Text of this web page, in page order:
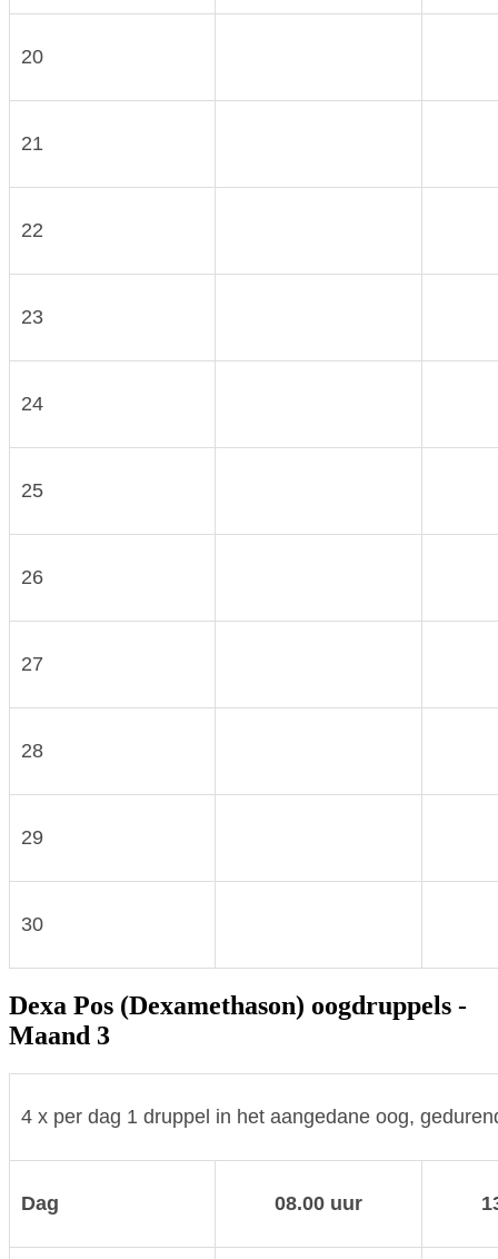
20
21
22
23
24
25
26
27
28
29
30
Dexa Pos (Dexamethason) oogdruppels -
Maand 3
4 x per dag 1 druppel in het aangedane oog,
Dag 08.00 uur